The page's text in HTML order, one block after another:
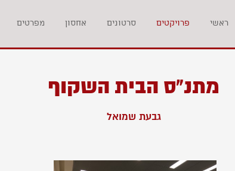
ראשי פרויקטים סרטונים אחסון מפרטים
מתנ”ס הבית השקוף
גבעת שמואל